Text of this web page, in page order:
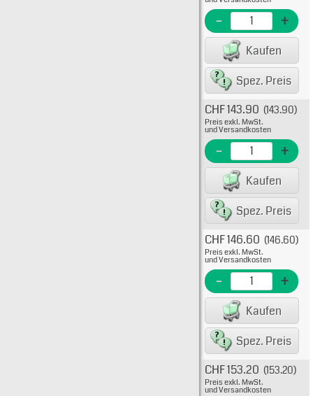
EME
- +
Kaufen
Spez. Preis
Typ:
EME
CHF 143.90 (143.90)
Preis exkl. MwSt.
und Versandkosten
- +
Kaufen
Spez. Preis
Typ:
EME
CHF 146.60 (146.60)
Preis exkl. MwSt.
und Versandkosten
- +
Kaufen
Spez. Preis
Typ:
CHF 153.20 (153.20)
Preis exkl. MwSt.
und Versandkosten